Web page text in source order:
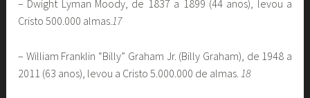
– Dwight Lyman Moody, de 1837 a 1899 (44 anos), levou a
Cristo 500.000 almas.17
– William Franklin “Billy” Graham Jr. (Billy Graham), de 1948 a
2011 (63 anos), levou a Cristo 5.000.000 de almas.18